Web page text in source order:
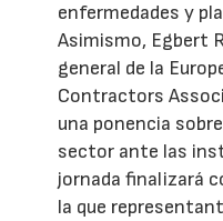
enfermedades y
Asimismo, Egbert
general de la
Contractors
una ponencia
sector ante las
jornada finalizará
la que